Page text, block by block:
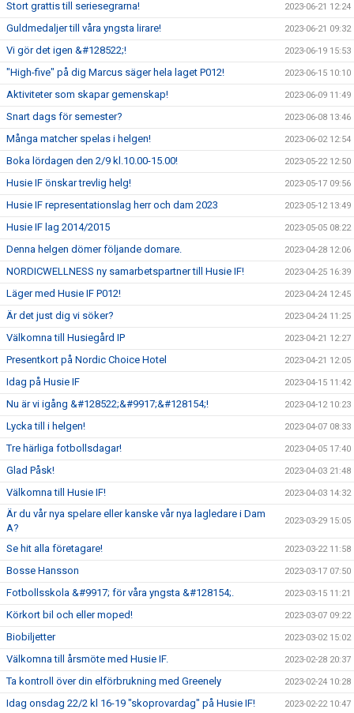
Stort grattis till seriesegrarna! 2023-06-21 12:24
Guldmedaljer till våra yngsta lirare! 2023-06-21 09:32
Vi gör det igen &#128522;! 2023-06-19 15:53
"High-five" på dig Marcus säger hela laget P012! 2023-06-15 10:10
Aktiviteter som skapar gemenskap! 2023-06-09 11:49
Snart dags för semester? 2023-06-08 13:46
Många matcher spelas i helgen! 2023-06-02 12:54
Boka lördagen den 2/9 kl.10.00-15.00! 2023-05-22 12:50
Husie IF önskar trevlig helg! 2023-05-17 09:56
Husie IF representationslag herr och dam 2023 2023-05-12 13:49
Husie IF lag 2014/2015 2023-05-05 08:22
Denna helgen dömer följande domare. 2023-04-28 12:06
NORDICWELLNESS ny samarbetspartner till Husie IF! 2023-04-25 16:39
Läger med Husie IF P012! 2023-04-24 12:45
Är det just dig vi söker? 2023-04-24 11:25
Välkomna till Husiegård IP 2023-04-21 12:27
Presentkort på Nordic Choice Hotel 2023-04-21 12:05
Idag på Husie IF 2023-04-15 11:42
Nu är vi igång &#128522;&#9917;&#128154;! 2023-04-12 10:23
Lycka till i helgen! 2023-04-07 08:33
Tre härliga fotbollsdagar! 2023-04-05 17:40
Glad Påsk! 2023-04-03 21:48
Välkomna till Husie IF! 2023-04-03 14:32
Är du vår nya spelare eller kanske vår nya lagledare i Dam
A?
2023-03-29 15:05
Se hit alla företagare! 2023-03-22 11:58
Bosse Hansson 2023-03-17 07:50
Fotbollsskola &#9917; för våra yngsta &#128154;. 2023-03-15 11:21
Körkort bil och eller moped! 2023-03-07 09:22
Biobiljetter 2023-03-02 15:02
Välkomna till årsmöte med Husie IF. 2023-02-28 20:37
Ta kontroll över din elförbrukning med Greenely 2023-02-24 10:28
Idag onsdag 22/2 kl 16-19 "skoprovardag" på Husie IF! 2023-02-22 10:47